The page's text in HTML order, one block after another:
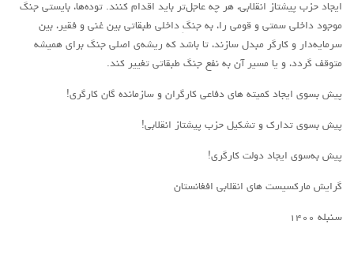
راه کارگر
حزب کمونیست ایران
کومله
IMT گرایش بین المللی مارکسیستی
SWP حزب کارگر سوسیالیست
ایجاد حزب پیشتاز انقلابی، هر چه عاجل‌تر باید اقدام کنند. توده‌ها، بایستی جنگ
موجود داخلی سمتی و قومی را، به جنگِ داخلی طبقاتی بین غنی و فقیر، بین
سرمایه‌دار و کارگر مبدل سازند، تا باشد که ریشه‌ی اصلی جنگ برای همیشه
متوقف گردد، و یا مسیر آن به نفع جنگ طبقاتی تغییر کند.
پیش بسوی ایجاد کمیته های دفاعی کارگران و سازمانده گان کارگری!
پیش بسوی تدارک و تشکیل حزب پیشتاز انقلابی!
پیش به‌سوی ایجاد دولت کارگری!
گرایش مارکسیست های انقلابی افغانستان
سنبله ۱۴۰۰